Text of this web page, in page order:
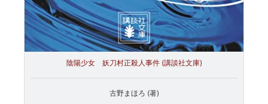
陰陽少女 妖刀村正殺人事件 (講談社文庫)
古野まほろ (著)